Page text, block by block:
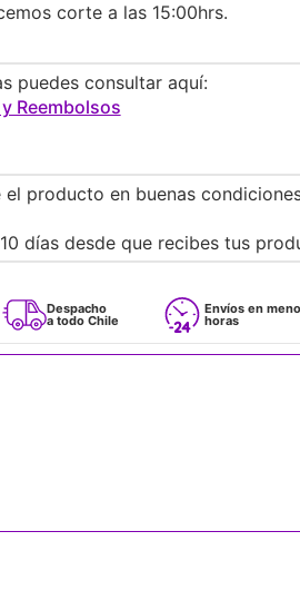
corte a las 15:00hrs.
puedes consultar aquí:
Reembolsos
el producto en buenas
días desde que recibes tus
Despacho
a todo Chile
Envíos en menos de 24
horas